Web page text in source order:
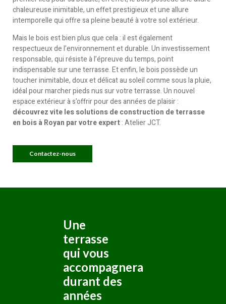
chaleureuse inimitable, un effet prestigieux et une allure
intemporelle qui offre sa pleine beauté à votre sol extérieur.
Mais le bois est bien plus que cela : il est également
respectueux de l’environnement et durable. Un investissement
responsable, qui résiste à l’épreuve du temps, point
indispensable sur une terrasse. Et enfin, le bois possède un
toucher inimitable, doux et délicat au soleil comme sous la pluie,
idéal pour marcher pieds nus sur votre terrasse. Un nouvel
espace extérieur à s’offrir pour des années de plaisir :
découvrez vite les solutions de construction de terrasse
en bois à Royan par votre expert: Atelier JCT.
Contactez-nous
Une
terrasse
qui vous
accompagnera
durant des
années